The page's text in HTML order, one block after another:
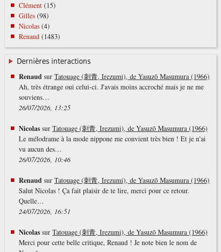
Clément(15)
Gilles(98)
Nicolas(4)
Renaud(1483)
Dernières interactions
Renaud sur Tatouage (刺青, Irezumi), de Yasuzō Masumura (1966)
Ah, très étrange oui celui-ci. J'avais moins accroché mais je ne me
souviens…
26/07/2026, 13:25
Nicolassur Tatouage (刺青, Irezumi), de Yasuzō Masumura (1966)
Le mélodrame à la mode nippone me convient très bien ! Et je n'ai
vu aucun des…
26/07/2026, 10:46
Renaud sur Tatouage (刺青, Irezumi), de Yasuzō Masumura (1966)
Salut Nicolas ! Ça fait plaisir de te lire, merci pour ce retour.
Quelle…
24/07/2026, 16:51
Nicolassur Tatouage (刺青, Irezumi), de Yasuzō Masumura (1966)
Merci pour cette belle critique, Renaud ! Je note bien le nom de